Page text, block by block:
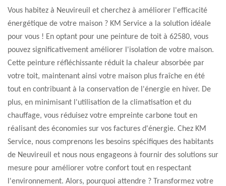
Vous habitez à Neuvireuil et cherchez à améliorer l'efficacité
énergétique de votre maison ? KM Service a la solution idéale
pour vous ! En optant pour une peinture de toit à 62580, vous
pouvez significativement améliorer l'isolation de votre maison.
Cette peinture réfléchissante réduit la chaleur absorbée par
votre toit, maintenant ainsi votre maison plus fraîche en été
tout en contribuant à la conservation de l'énergie en hiver. De
plus, en minimisant l'utilisation de la climatisation et du
chauffage, vous réduisez votre empreinte carbone tout en
réalisant des économies sur vos factures d'énergie. Chez KM
Service, nous comprenons les besoins spécifiques des habitants
de Neuvireuil et nous nous engageons à fournir des solutions sur
mesure pour améliorer votre confort tout en respectant
l'environnement. Alors, pourquoi attendre ? Transformez votre